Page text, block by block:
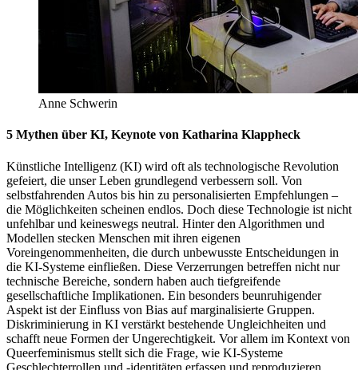
Anne Schwerin
5 Mythen über KI, Keynote von Katharina Klappheck
Künstliche Intelligenz (KI) wird oft als technologische Revolution
gefeiert, die unser Leben grundlegend verbessern soll. Von
selbstfahrenden Autos bis hin zu personalisierten Empfehlungen –
die Möglichkeiten scheinen endlos. Doch diese Technologie ist nicht
unfehlbar und keineswegs neutral. Hinter den Algorithmen und
Modellen stecken Menschen mit ihren eigenen
Voreingenommenheiten, die durch unbewusste Entscheidungen in
die KI-Systeme einfließen. Diese Verzerrungen betreffen nicht nur
technische Bereiche, sondern haben auch tiefgreifende
gesellschaftliche Implikationen. Ein besonders beunruhigender
Aspekt ist der Einfluss von Bias auf marginalisierte Gruppen.
Diskriminierung in KI verstärkt bestehende Ungleichheiten und
schafft neue Formen der Ungerechtigkeit. Vor allem im Kontext von
Queerfeminismus stellt sich die Frage, wie KI-Systeme
Geschlechterrollen und -identitäten erfassen und reproduzieren.